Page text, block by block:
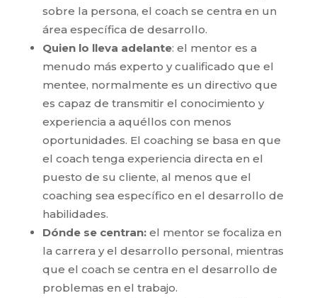
sobre la persona, el coach se centra en un
área específica de desarrollo.
Quien lo lleva adelante: el mentor es a
menudo más experto y cualificado que el
mentee, normalmente es un directivo que
es capaz de transmitir el conocimiento y
experiencia a aquéllos con menos
oportunidades. El coaching se basa en que
el coach tenga experiencia directa en el
puesto de su cliente, al menos que el
coaching sea específico en el desarrollo de
habilidades.
Dónde se centran:el mentor se focaliza en
la carrera y el desarrollo personal, mientras
que el coach se centra en el desarrollo de
problemas en el trabajo.